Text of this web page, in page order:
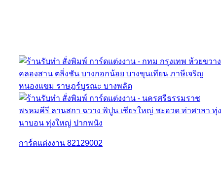
การ์ดแต่งงาน 82129002